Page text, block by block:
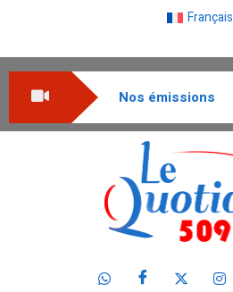
Français
Nos émissions